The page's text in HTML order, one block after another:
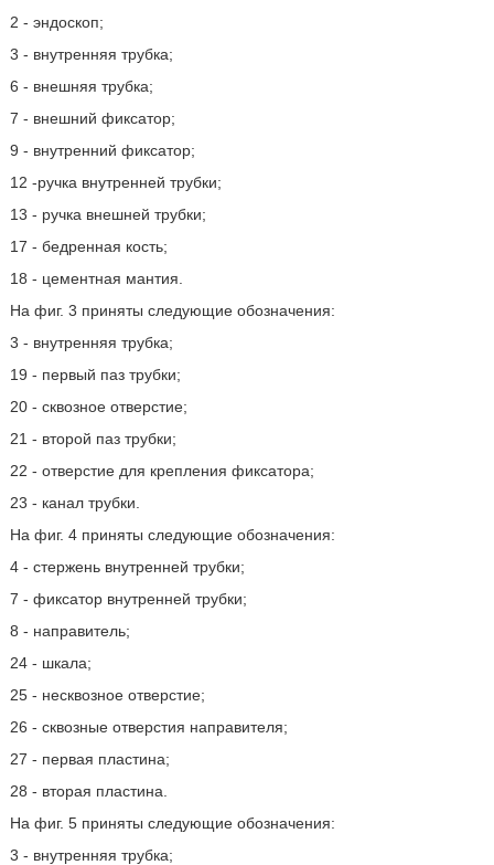
2 - эндоскоп;
3 - внутренняя трубка;
6 - внешняя трубка;
7 - внешний фиксатор;
9 - внутренний фиксатор;
12 -ручка внутренней трубки;
13 - ручка внешней трубки;
17 - бедренная кость;
18 - цементная мантия.
На фиг. 3 приняты следующие обозначения:
3 - внутренняя трубка;
19 - первый паз трубки;
20 - сквозное отверстие;
21 - второй паз трубки;
22 - отверстие для крепления фиксатора;
23 - канал трубки.
На фиг. 4 приняты следующие обозначения:
4 - стержень внутренней трубки;
7 - фиксатор внутренней трубки;
8 - направитель;
24 - шкала;
25 - несквозное отверстие;
26 - сквозные отверстия направителя;
27 - первая пластина;
28 - вторая пластина.
На фиг. 5 приняты следующие обозначения:
3 - внутренняя трубка;